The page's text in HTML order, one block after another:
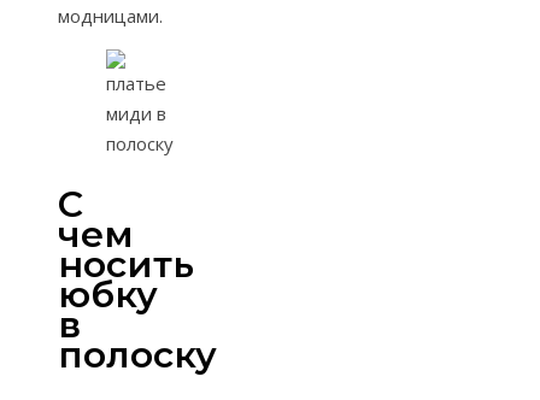
модницами.
С
чем
носить
юбку
в
полоску